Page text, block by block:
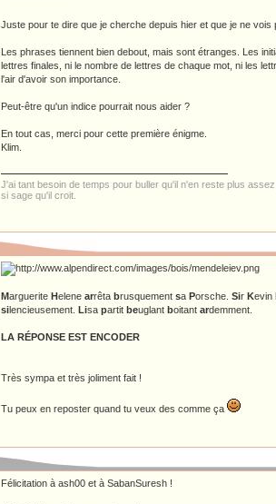
Juste pour te dire que je cherche depuis hier et que je ne vois
Les phrases tiennent bien debout, mais sont étranges. Les
lettres finales, ni le nombre de lettres de chaque mot, ni les
l'air d'avoir son importance.
Peut-être qu'un indice pourrait nous aider ?
En tout cas, merci pour cette première énigme.
Klim.
J'ai tant besoin de temps pour buller qu'il n'en reste plus
si sage qu'il croit.
Marguerite Helene arrêta brusquement sa Porsche. Sir Kevin
silencieusement. Lisa partit beuglant boitant ardemment.
LA RÉPONSE EST ENCODER
Très sympa et très joliment fait !
Tu peux en reposter quand tu veux des comme ça
Félicitation à ash00 et à SabanSuresh !